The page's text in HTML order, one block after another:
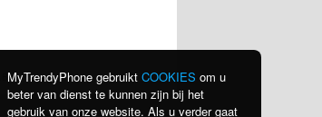
MyTrendyPhone gebruikt COOKIES om u
beter van dienst te kunnen zijn bij het
gebruik van onze website. Als u verder gaat